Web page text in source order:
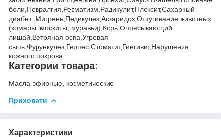
боли,Невралгия,Ревматизм,Радикулит,Плексит,Сахарный
диабет ,Мигрень,Педикулез,Аскаридоз,Отпугивание животных
(комары, москиты, муравьи),Корь,Опоясывающий
лишай,Ветряная оспа,Угревая
сыпь,Фурункулез,Герпес,Стоматит,Гингивит,Нарушения
кожного покрова
Категории товара:
Масла эфирные, косметические
Приховати
Характеристики